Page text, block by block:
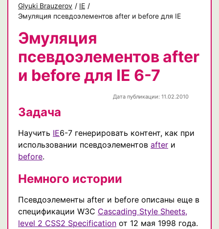
Glyuki Brauzerov / IE /
Эмуляция псевдоэлементов after и before для IE
Эмуляция
псевдоэлементов after
и before для IE 6-7
Дата публикации: 11.02.2010
Задача
Научить IE6-7 генерировать контент, как при
использовании псевдоэлементов after и
before.
Немного истории
Псевдоэлементы after и before описаны еще в
спецификации W3C Cascading Style Sheets,
level 2 CSS2 Specification от 12 мая 1998 года.